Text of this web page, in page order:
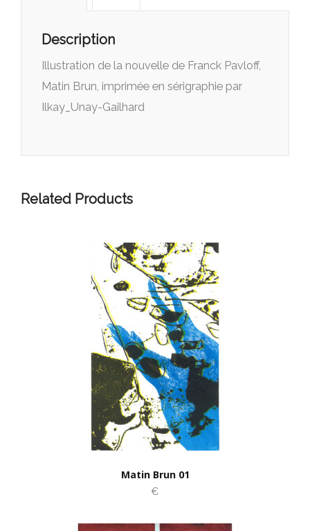
Description
Illustration de la nouvelle de Franck Pavloff,
Matin Brun, imprimée en sérigraphie par
Ilkay_Unay-Gailhard
Related Products
Matin Brun 01
€